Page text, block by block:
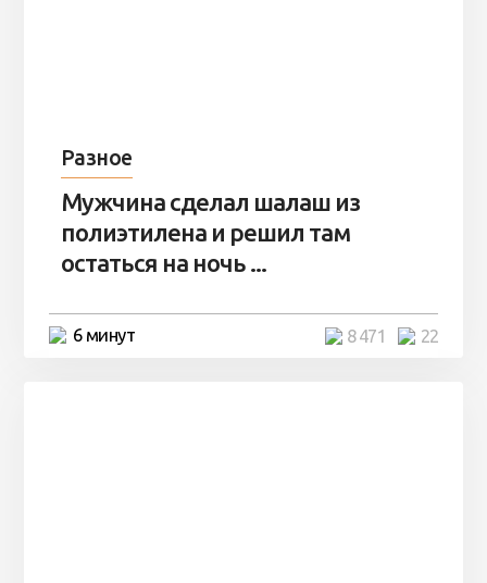
Разное
Мужчина сделал шалаш из
полиэтилена и решил там
остаться на ночь ...
6 минут 22
8 471